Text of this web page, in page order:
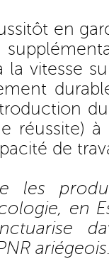
en
la vitesse
réussite)
de
les
en